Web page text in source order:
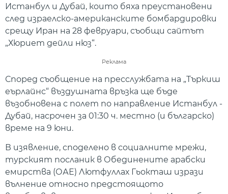
Истанбул и Дубай, които бяха преустановени
след израелско-американските бомбардировки
срещу Иран на 28 февруари, съобщи сайтът
„Хюриет дейли нюз“.
Реклама
Според съобщение на пресслужбата на „Търкиш
еърлайнс“ въздушната връзка ще бъде
възобновена с полет по направление Истанбул -
Дубай, насрочен за 01:30 ч. местно (и българско)
време на 9 юни.
В изявление, споделено в социалните мрежи,
турският посланик в Обединените арабски
емирства (ОАЕ) Лютфуллах Гьокташ изрази
вълнение относно предстоящото